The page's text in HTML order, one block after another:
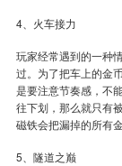
4、火车接力
玩家经常遇到的一种
过。为了把车上的金
是要注意节奏感，不
往下划，那么就只有
磁铁会把漏掉的所有
5、隧道之巅